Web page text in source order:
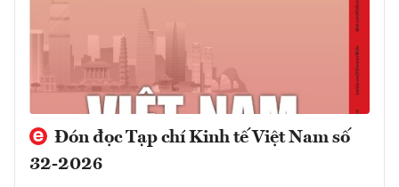
Đón đọc Tạp chí Kinh tế Việt Nam số
32-2026